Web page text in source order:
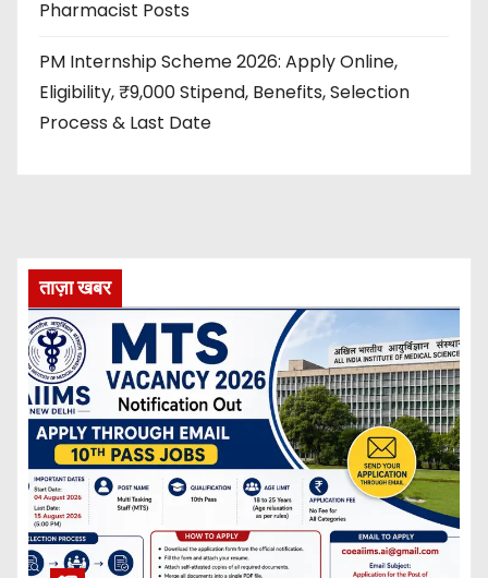
Pharmacist Posts
PM Internship Scheme 2026: Apply Online,
Eligibility, ₹9,000 Stipend, Benefits, Selection
Process & Last Date
ताज़ा खबर